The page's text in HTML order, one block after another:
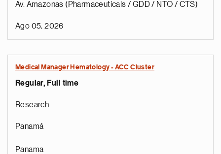
Av. Amazonas (Pharmaceuticals / GDD / NTO / CTS)
Ago 05, 2026
Medical Manager Hematology - ACC Cluster
Regular, Full time
Research
Panamá
Panama